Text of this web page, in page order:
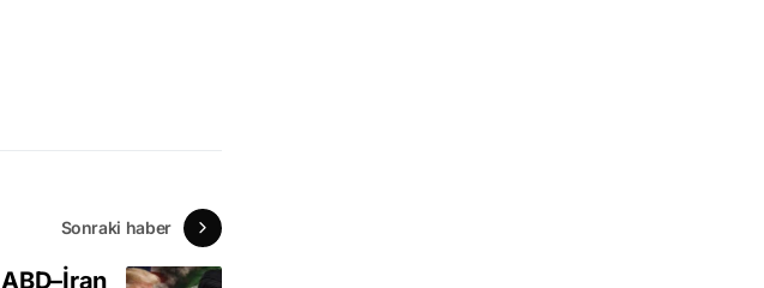
Sonraki haber
ABD–İran